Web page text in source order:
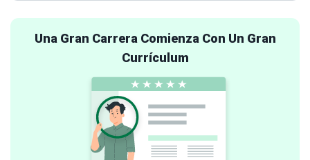
Una Gran Carrera Comienza Con Un Gran
Currículum